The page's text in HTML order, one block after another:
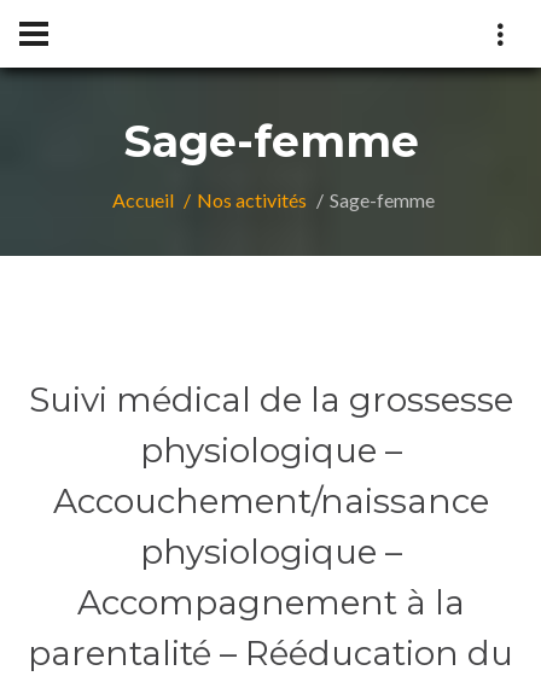
Sage-femme
Accueil Nos activités Sage-femme
Suivi médical de la grossesse
physiologique –
Accouchement/naissance
physiologique –
Accompagnement à la
parentalité – Rééducation du